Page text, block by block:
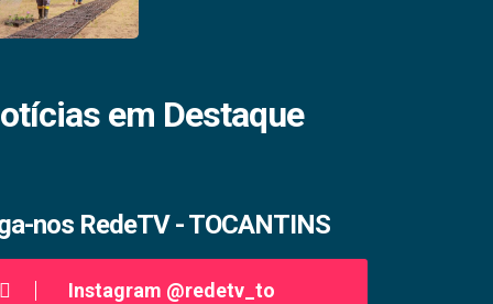
em Destaque
nos RedeTV - TOCANTINS
Instagram @redetv_to